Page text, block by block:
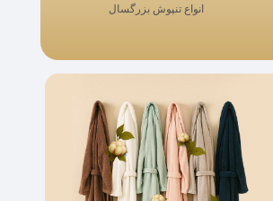
انواع تنپوش بزرگسال